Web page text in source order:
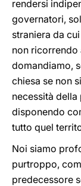
rendersi
governatori,
straniera da
non ricorrendo
domandiamo,
chiesa se non
necessità
disponendo
tutto quel
Noi siamo
purtroppo,
predecessore